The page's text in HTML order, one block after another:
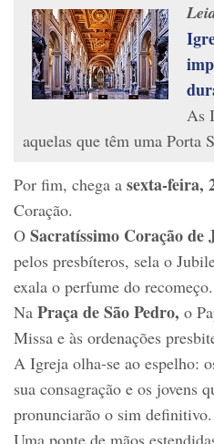
As
aquelas que têm uma Porta
Por fim, chega a sexta-feira,
Coração.
O Sacratíssimo Coração de
pelos presbíteros, sela o
exala o perfume do recomeço.
Na Praça de São Pedro, o
Missa e às ordenações
A Igreja olha-se ao espelho:
sua consagração e os jovens
pronunciarão o sim definitivo.